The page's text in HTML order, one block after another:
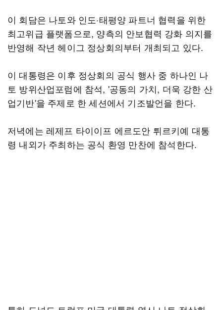
이 회담은 나토와 인도·태평양 파트너 협력을 위한
최고위급 플랫폼으로, 양측의 안보협력 강화 의지를
반영해 작년 헤이그 정상회의부터 개최되고 있다.
이 대통령은 이후 정상회의 공식 행사 중 하나인 나
토 방위산업포럼에 참석, '공동의 가치, 더욱 강한 산
업기반'을 주제로 한 세션에서 기조발언을 한다.
저녁에는 레제프 타이이프 에르도안 튀르키예 대통
령 내외가 주최하는 공식 환영 만찬에 참석한다.